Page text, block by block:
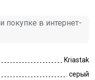
покупке в интернет-
Kriastak
серый